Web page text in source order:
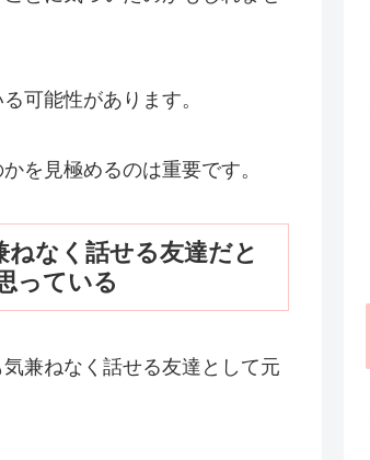
可能性があります。
を見極めるのは重要です。
なく話せる友達だと
っている
兼ねなく話せる友達として元